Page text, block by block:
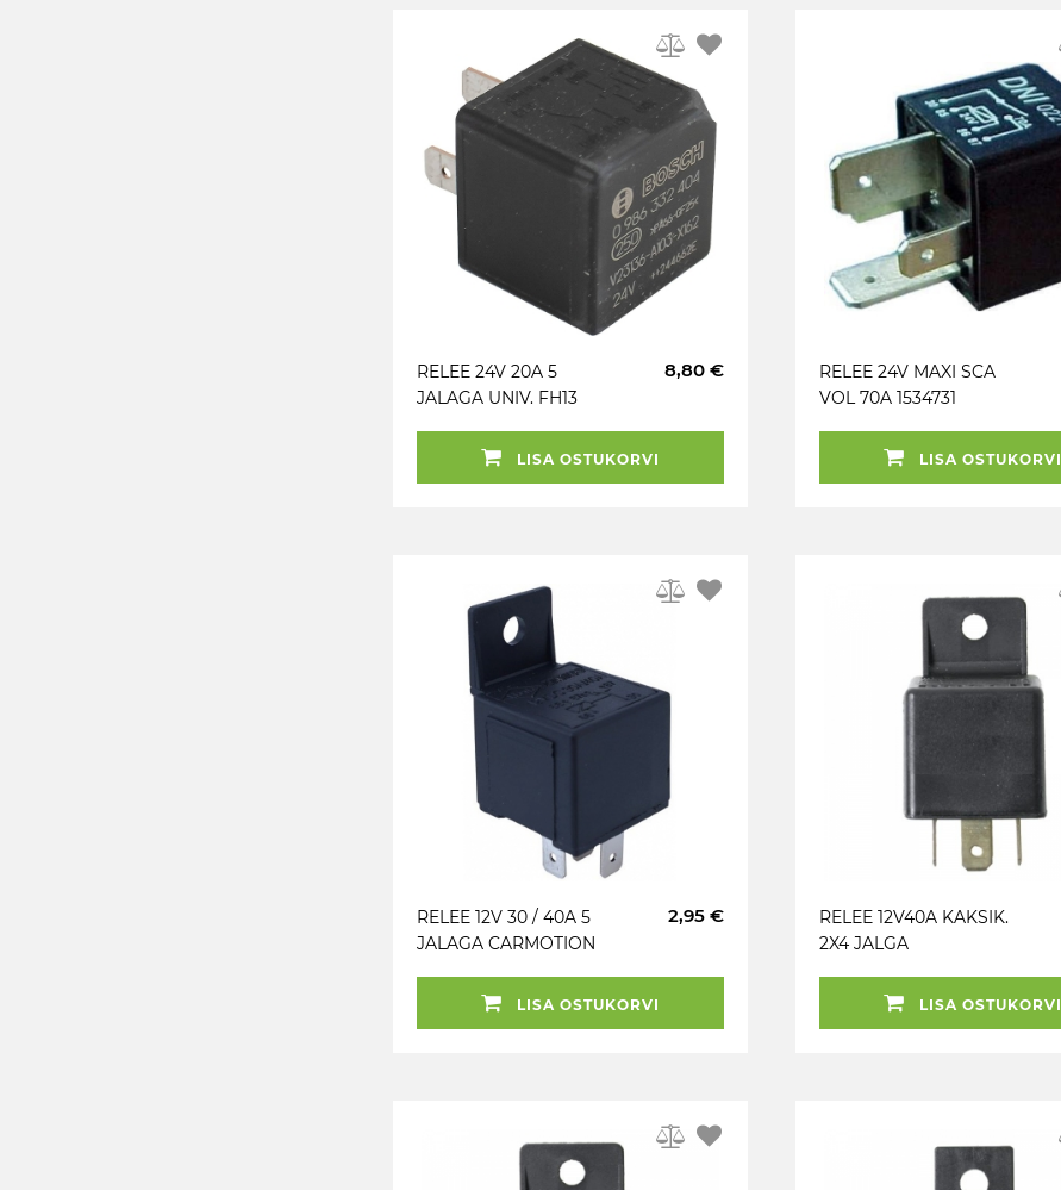
RELEE 24V 20A 5
JALAGA UNIV. FH13
8,80 €
LISA OSTUKORVI
RELEE 24V MAXI SCA
VOL 70A 1534731
LISA OSTUKORVI
RELEE 12V 30 / 40A 5
JALAGA CARMOTION
2,95 €
LISA OSTUKORVI
RELEE 12V40A KAKSIK.
2X4 JALGA
LISA OSTUKORVI